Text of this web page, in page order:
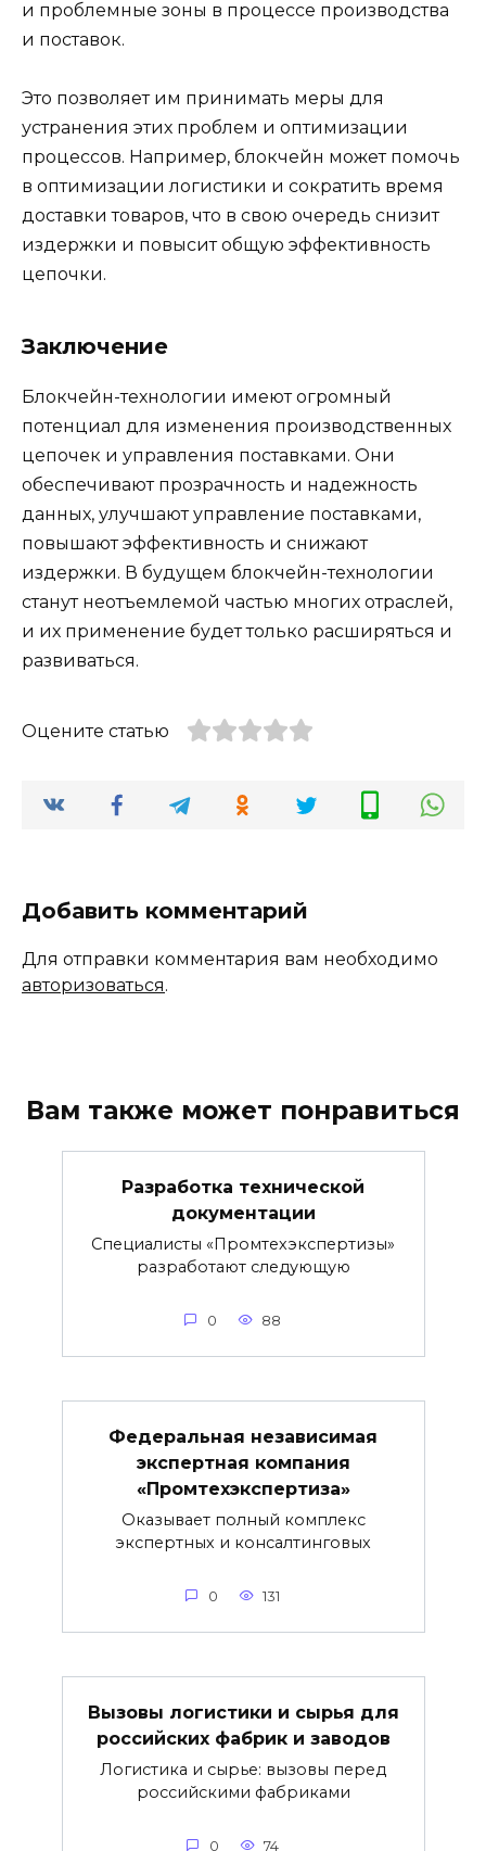
и проблемные зоны в процессе производства
и поставок.
Это позволяет им принимать меры для
устранения этих проблем и оптимизации
процессов. Например, блокчейн может помочь
в оптимизации логистики и сократить время
доставки товаров, что в свою очередь снизит
издержки и повысит общую эффективность
цепочки.
Заключение
Блокчейн-технологии имеют огромный
потенциал для изменения производственных
цепочек и управления поставками. Они
обеспечивают прозрачность и надежность
данных, улучшают управление поставками,
повышают эффективность и снижают
издержки. В будущем блокчейн-технологии
станут неотъемлемой частью многих отраслей,
и их применение будет только расширяться и
развиваться.
Оцените статью
Добавить комментарий
Для отправки комментария вам необходимо
авторизоваться.
Вам также может понравиться
Разработка технической
документации
Специалисты «Промтехэкспертизы»
разработают следующую
0 88
Федеральная независимая
экспертная компания
«Промтехэкспертиза»
Оказывает полный комплекс
экспертных и консалтинговых
0 131
Вызовы логистики и сырья для
российских фабрик и заводов
Логистика и сырье: вызовы перед
российскими фабриками
0 74